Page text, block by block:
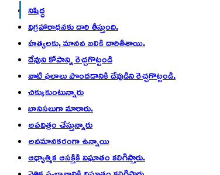
నిషిద్ధ
విగ్రహారాధనకు దారి తీస్తుంది.
హత్యలకు, మానవ బలికి దారితీశాయి.
దేవుని కోపాన్ని రెచ్చగొట్టండి
వాటి ఫలాలు పొందడానికి దేవుడిని రెచ్చగొట్టండి.
చిక్కుకుంటున్నారు
బానిసలుగా మారారు.
అపవిత్రం చేస్తున్నారు
అవమానకరంగా ఉన్నాయి
ఆధ్యాత్మిక ఆసక్తికి విఘాతం కలిగిస్తారు.